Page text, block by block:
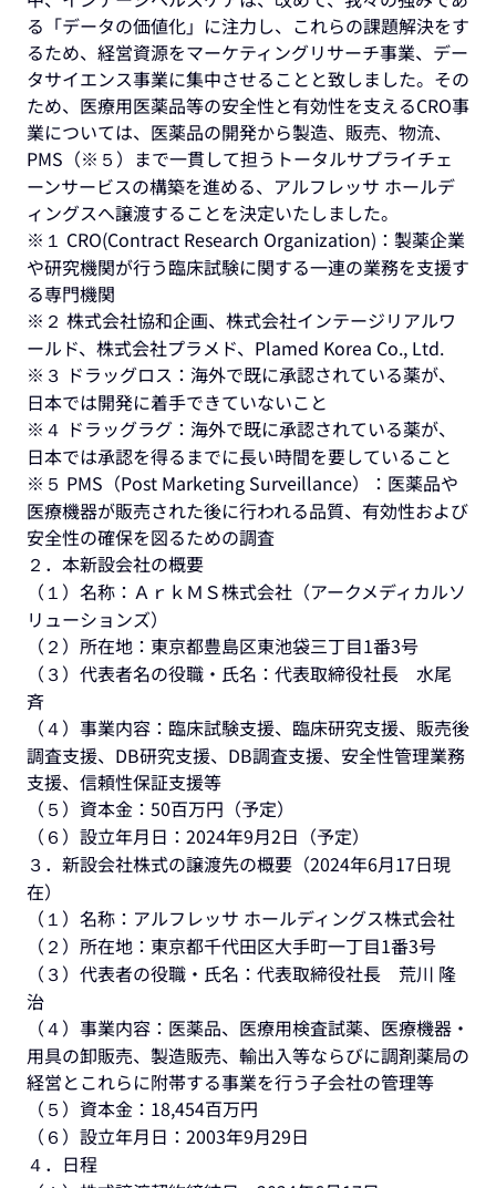
る「データの価値化」に注力し、これらの課題解決をす
るため、経営資源をマーケティングリサーチ事業、デー
タサイエンス事業に集中させることと致しました。その
ため、医療用医薬品等の安全性と有効性を支えるCRO事
業については、医薬品の開発から製造、販売、物流、
PMS（※５）まで一貫して担うトータルサプライチェ
ーンサービスの構築を進める、アルフレッサ ホールデ
ィングスへ譲渡することを決定いたしました。
※１ CRO(Contract Research Organization)：製薬企業
や研究機関が行う臨床試験に関する一連の業務を支援す
る専門機関
※２ 株式会社協和企画、株式会社インテージリアルワ
ールド、株式会社プラメド、Plamed Korea Co., Ltd.
※３ ドラッグロス：海外で既に承認されている薬が、
日本では開発に着手できていないこと
※４ ドラッグラグ：海外で既に承認されている薬が、
日本では承認を得るまでに長い時間を要していること
※５ PMS（Post Marketing Surveillance）：医薬品や
医療機器が販売された後に行われる品質、有効性および
安全性の確保を図るための調査
２．本新設会社の概要
（１）名称：ＡｒｋＭＳ株式会社（アークメディカルソ
リューションズ）
（２）所在地：東京都豊島区東池袋三丁目1番3号
（３）代表者名の役職・氏名：代表取締役社長 水尾
斉
（４）事業内容：臨床試験支援、臨床研究支援、販売後
調査支援、DB研究支援、DB調査支援、安全性管理業務
支援、信頼性保証支援等
（５）資本金：50百万円（予定）
（６）設立年月日：2024年9月2日（予定）
３．新設会社株式の譲渡先の概要（2024年6月17日現
在）
（１）名称：アルフレッサ ホールディングス株式会社
（２）所在地：東京都千代田区大手町一丁目1番3号
（３）代表者の役職・氏名：代表取締役社長 荒川 隆
治
（４）事業内容：医薬品、医療用検査試薬、医療機器・
用具の卸販売、製造販売、輸出入等ならびに調剤薬局の
経営とこれらに附帯する事業を行う子会社の管理等
（５）資本金：18,454百万円
（６）設立年月日：2003年9月29日
４．日程